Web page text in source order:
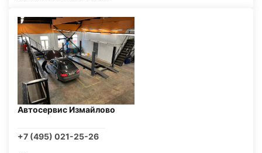
Автосервис Измайлово
+7 (495) 021-25-26